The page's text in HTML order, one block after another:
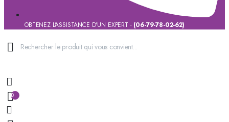
OBTENEZ L'ASSISTANCE D'UN EXPERT - (06-79-78-02-62)
0